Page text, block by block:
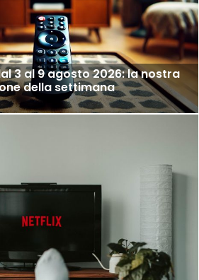
3 al 9 agosto 2026: la nostra
della settimana